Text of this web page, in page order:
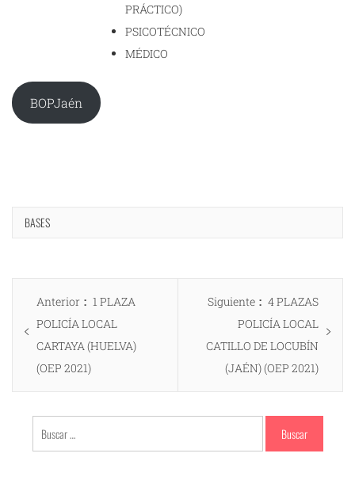
PRÁCTICO)
PSICOTÉCNICO
MÉDICO
BOPJaén
BASES
Navegación
entradas
Anterior
Entrada
anterior:
1 PLAZA
POLICÍA LOCAL
CARTAYA (HUELVA)
(OEP 2021)
Siguiente
Entrada
siguiente:
4 PLAZAS
POLICÍA LOCAL
CATILLO DE LOCUBÍN
(JAÉN) (OEP 2021)
Buscar: